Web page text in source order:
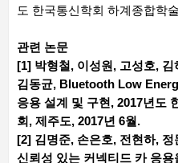
도 한국통신학회 하계종합학
관련 논문
[1] 박형철, 이성원, 고성호,
김동균, Bluetooth Low
응용 설계 및 구현, 2017년도
회, 제주도, 2017년 6월.
[2] 김명준, 손은호, 전현하,
신뢰성 있는 커넥티드 카 응